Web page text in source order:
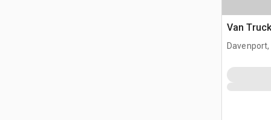
Van
Davenport,